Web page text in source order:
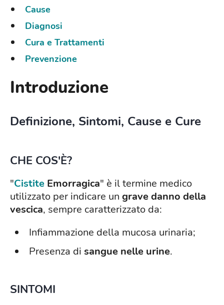
Cause
Diagnosi
Cura e Trattamenti
Prevenzione
Introduzione
Definizione, Sintomi, Cause e Cure
CHE COS'È?
"Cistite Emorragica" è il termine medico
utilizzato per indicare un grave danno della
vescica, sempre caratterizzato da:
Infiammazione della mucosa urinaria;
Presenza di sangue nelle urine.
SINTOMI